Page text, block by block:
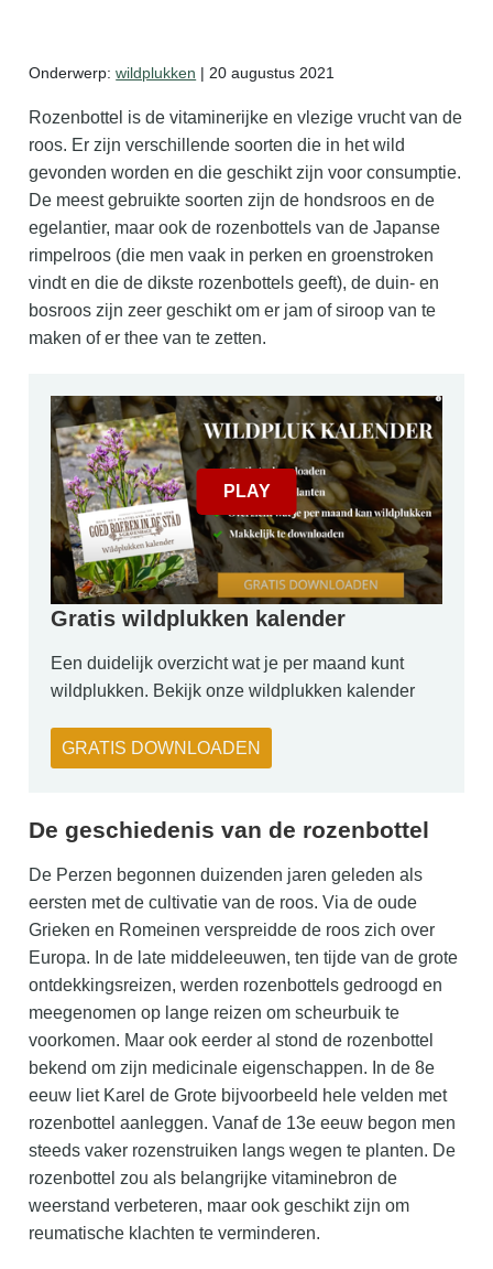
Onderwerp:wildplukken | 20 augustus 2021
Rozenbottel is de vitaminerijke en vlezige vrucht van de
roos. Er zijn verschillende soorten die in het wild
gevonden worden en die geschikt zijn voor consumptie.
De meest gebruikte soorten zijn de hondsroos en de
egelantier, maar ook de rozenbottels van de Japanse
rimpelroos (die men vaak in perken en groenstroken
vindt en die de dikste rozenbottels geeft), de duin- en
bosroos zijn zeer geschikt om er jam of siroop van te
maken of er thee van te zetten.
PLAY
Gratis wildplukken kalender
Een duidelijk overzicht wat je per maand kunt
wildplukken. Bekijk onze wildplukken kalender
GRATIS DOWNLOADEN
De geschiedenis van de rozenbottel
De Perzen begonnen duizenden jaren geleden als
eersten met de cultivatie van de roos. Via de oude
Grieken en Romeinen verspreidde de roos zich over
Europa. In de late middeleeuwen, ten tijde van de grote
ontdekkingsreizen, werden rozenbottels gedroogd en
meegenomen op lange reizen om scheurbuik te
voorkomen. Maar ook eerder al stond de rozenbottel
bekend om zijn medicinale eigenschappen. In de 8e
eeuw liet Karel de Grote bijvoorbeeld hele velden met
rozenbottel aanleggen. Vanaf de 13e eeuw begon men
steeds vaker rozenstruiken langs wegen te planten. De
rozenbottel zou als belangrijke vitaminebron de
weerstand verbeteren, maar ook geschikt zijn om
reumatische klachten te verminderen.
Gratis wildplukken kalender